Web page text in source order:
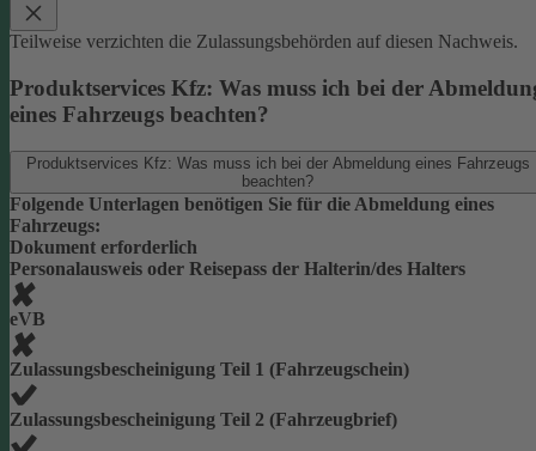
Teilweise verzichten die Zulassungsbehörden auf diesen Nachweis.
Produktservices Kfz: Was muss ich bei der
eines Fahrzeugs beachten?
Produktservices Kfz: Was muss ich bei der Abmeldung eines Fahrzeugs
beachten?
Folgende Unterlagen benötigen Sie für die Abmeldung eines
Fahrzeugs:
Dokument erforderlich
Personalausweis oder Reisepass der Halterin/des Halters
eVB
Zulassungsbescheinigung Teil 1 (Fahrzeugschein)
Zulassungsbescheinigung Teil 2 (Fahrzeugbrief)